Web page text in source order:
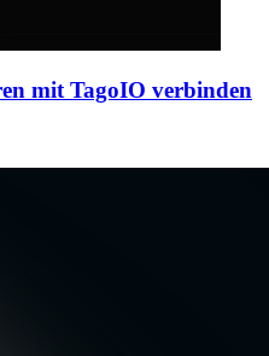
mit TagoIO verbinden